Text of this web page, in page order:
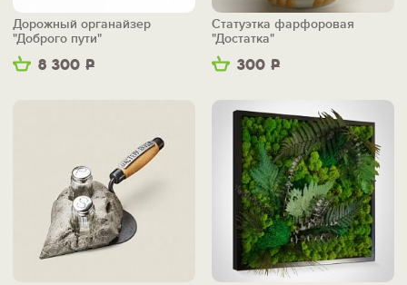
8 300 Р
Дорожный органайзер
"Доброго пути"
300 Р
Статуэтка фарфоровая
"Достатка"